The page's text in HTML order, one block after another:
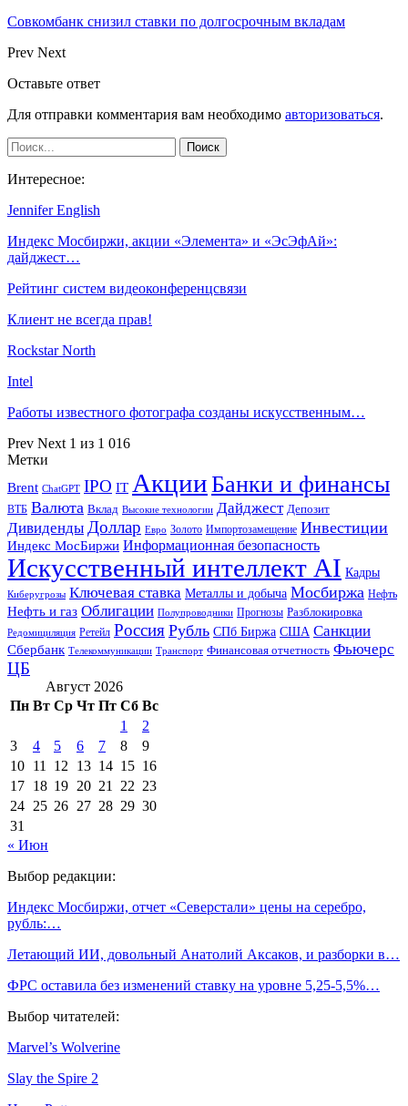
Совкомбанк снизил ставки по долгосрочным вкладам
Prev Next
Оставьте ответ
Для отправки комментария вам необходимо авторизоваться.
Интересное:
Jennifer English
Индекс Мосбиржи, акции «Элемента» и «ЭсЭфАй»:
дайджест…
Рейтинг систем видеоконференцсвязи
Клиент не всегда прав!
Rockstar North
Intel
Работы известного фотографа созданы искусственным…
Prev Next 1 из 1 016
Метки
Brent ChatGPT IPO IT АкцииБанки и финансы
ВТБ Валюта Вклад Высокие технологии Дайджест Депозит
Дивиденды Доллар Евро Золото Импортозамещение Инвестиции
Индекс МосБиржи Информационная безопасность
Искусственный интеллект AI Кадры
Киберугрозы Ключевая ставка Металлы и добыча Мосбиржа Нефть
Нефть и газ Облигации Полупроводники Прогнозы Разблокировка
Редомициляция Ретейл Россия Рубль СПб Биржа США Санкции
Сбербанк Телекоммуникации Транспорт Финансовая отчетность Фьючерс
ЦБ
Август 2026
Пн Вт Ср Чт Пт Сб Вс
1
2
3
4 5 6 7 8
9
10 11 12 13 14 15 16
17 18 19 20 21 22 23
24 25 26 27 28 29 30
31
« Июн
Выбор редакции:
Индекс Мосбиржи, отчет «Северстали» цены на серебро,
рубль:…
Летающий ИИ, довольный Анатолий Аксаков, и разборки в…
ФРС оставила без изменений ставку на уровне 5,25-5,5%…
Выбор читателей:
Marvel’s Wolverine
Slay the Spire 2